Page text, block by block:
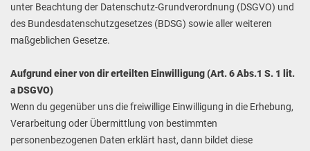
unter Beachtung der Datenschutz-Grundverordnung (DSGVO) und
des Bundesdatenschutzgesetzes (BDSG) sowie aller weiteren
maßgeblichen Gesetze.
Aufgrund einer von dir erteilten Einwilligung (Art. 6 Abs.1 S. 1 lit.
a DSGVO)
Wenn du gegenüber uns die freiwillige Einwilligung in die Erhebung,
Verarbeitung oder Übermittlung von bestimmten
personenbezogenen Daten erklärt hast, dann bildet diese